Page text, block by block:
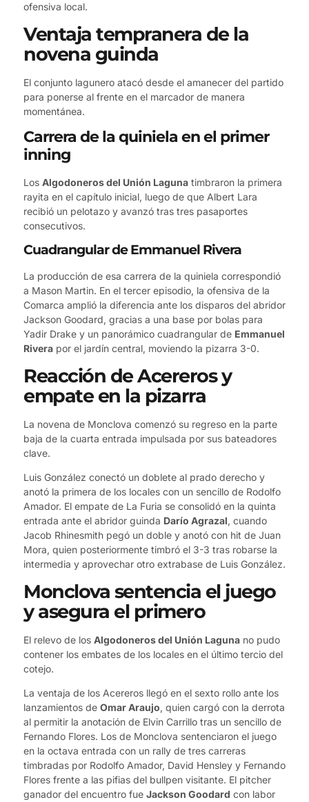
ofensiva local.
Ventaja tempranera de la
novena guinda
El conjunto lagunero atacó desde el amanecer del partido
para ponerse al frente en el marcador de manera
momentánea.
Carrera de la quiniela en el primer
inning
Los Algodoneros del Unión Laguna timbraron la primera
rayita en el capítulo inicial, luego de que Albert Lara
recibió un pelotazo y avanzó tras tres pasaportes
consecutivos.
Cuadrangular de Emmanuel Rivera
La producción de esa carrera de la quiniela correspondió
a Mason Martin. En el tercer episodio, la ofensiva de la
Comarca amplió la diferencia ante los disparos del abridor
Jackson Goodard, gracias a una base por bolas para
Yadir Drake y un panorámico cuadrangular de Emmanuel
Rivera por el jardín central, moviendo la pizarra 3-0.
Reacción de Acereros y
empate en la pizarra
La novena de Monclova comenzó su regreso en la parte
baja de la cuarta entrada impulsada por sus bateadores
clave.
Luis González conectó un doblete al prado derecho y
anotó la primera de los locales con un sencillo de Rodolfo
Amador. El empate de La Furia se consolidó en la quinta
entrada ante el abridor guinda Darío Agrazal, cuando
Jacob Rhinesmith pegó un doble y anotó con hit de Juan
Mora, quien posteriormente timbró el 3-3 tras robarse la
intermedia y aprovechar otro extrabase de Luis González.
Monclova sentencia el juego
y asegura el primero
El relevo de los Algodoneros del Unión Laguna no pudo
contener los embates de los locales en el último tercio del
cotejo.
La ventaja de los Acereros llegó en el sexto rollo ante los
lanzamientos de Omar Araujo, quien cargó con la derrota
al permitir la anotación de Elvin Carrillo tras un sencillo de
Fernando Flores. Los de Monclova sentenciaron el juego
en la octava entrada con un rally de tres carreras
timbradas por Rodolfo Amador, David Hensley y Fernando
Flores frente a las pifias del bullpen visitante. El pitcher
ganador del encuentro fue Jackson Goodard con labor